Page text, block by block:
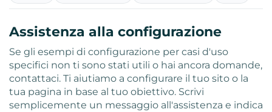
Assistenza alla configurazione
Se gli esempi di configurazione per casi d'uso
specifici non ti sono stati utili o hai ancora domande,
contattaci. Ti aiutiamo a configurare il tuo sito o la
tua pagina in base al tuo obiettivo. Scrivi
semplicemente un messaggio all'assistenza e indica